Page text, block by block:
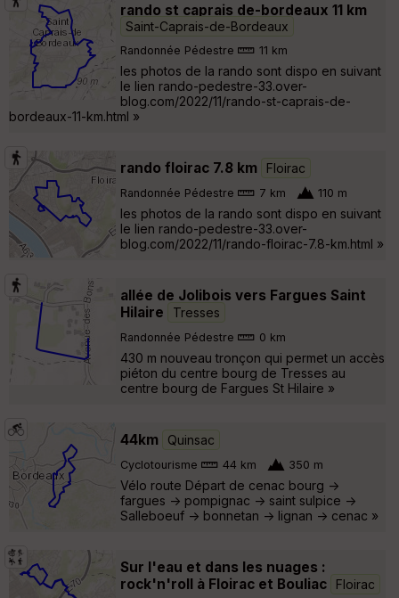
rando st caprais de-bordeaux 11 km
Saint-Caprais-de-Bordeaux
Randonnée Pédestre 11 km
les photos de la rando sont dispo en suivant
le lien rando-pedestre-33.over-
blog.com/2022/11/rando-st-caprais-de-
bordeaux-11-km.html »
rando floirac 7.8 km Floirac
Randonnée Pédestre 7 km 110 m
les photos de la rando sont dispo en suivant
le lien rando-pedestre-33.over-
blog.com/2022/11/rando-floirac-7.8-km.html »
allée de Jolibois vers Fargues Saint
Hilaire
Tresses
Randonnée Pédestre 0 km
430 m nouveau tronçon qui permet un accès
piéton du centre bourg de Tresses au
centre bourg de Fargues St Hilaire »
44km Quinsac
Cyclotourisme 44 km 350 m
Vélo route Départ de cenac bourg ->
fargues -> pompignac -> saint sulpice ->
Salleboeuf -> bonnetan -> lignan -> cenac »
Sur l'eau et dans les nuages :
rock'n'roll à Floirac et Bouliac
Floirac